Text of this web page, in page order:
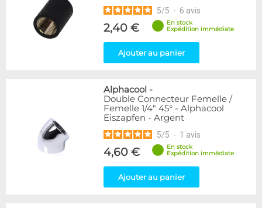
5/5 - 6 avis
2,40 €
En stock
Expédition immédiate
Ajouter au panier
Alphacool -
Double Connecteur Femelle /
Femelle 1/4" 45° - Alphacool
Eiszapfen - Argent
5/5 - 1 avis
4,60 €
En stock
Expédition immédiate
Ajouter au panier